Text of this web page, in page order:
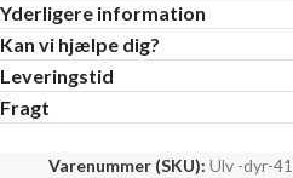
Yderligere information
Kan vi hjælpe dig?
Leveringstid
Fragt
Varenummer (SKU): Ulv -dyr-41